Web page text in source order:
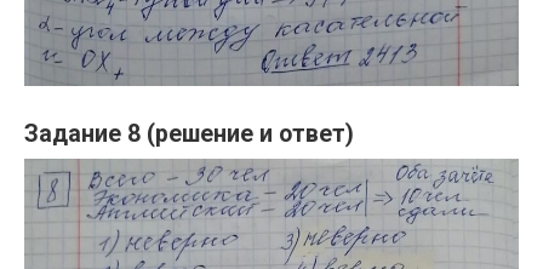
Задание 8 (решение и ответ)